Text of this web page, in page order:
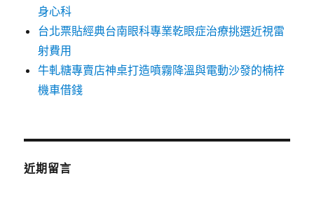
身心科
台北票貼經典台南眼科專業乾眼症治療挑選近視雷
射費用
牛軋糖專賣店神桌打造噴霧降溫與電動沙發的楠梓
機車借錢
近期留言